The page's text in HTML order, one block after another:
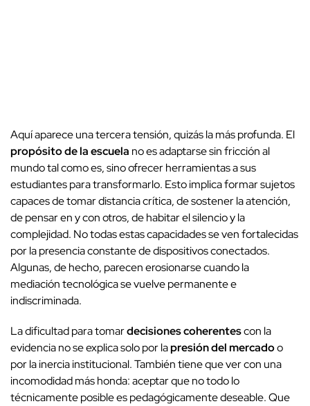
Aquí aparece una tercera tensión, quizás la más profunda. El
propósito de la escuela no es adaptarse sin fricción al
mundo tal como es, sino ofrecer herramientas a sus
estudiantes para transformarlo. Esto implica formar sujetos
capaces de tomar distancia crítica, de sostener la atención,
de pensar en y con otros, de habitar el silencio y la
complejidad. No todas estas capacidades se ven fortalecidas
por la presencia constante de dispositivos conectados.
Algunas, de hecho, parecen erosionarse cuando la
mediación tecnológica se vuelve permanente e
indiscriminada.
La dificultad para tomardecisiones coherentescon la
evidencia no se explica solo por lapresión del mercadoo
por la inercia institucional. También tiene que ver con una
incomodidad más honda: aceptar que no todo lo
técnicamente posible es pedagógicamente deseable. Que